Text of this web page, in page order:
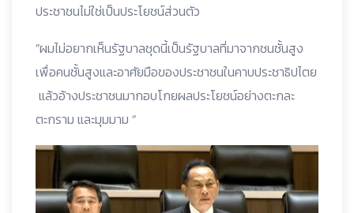
ประชาชนไม่ใช่เป็นประโยชน์ส่วนตัว
”ผมไม่อยากเห็นรัฐบาลชุดนี้เป็นรัฐบาลที่มาจากชนชั้นสูง
เพื่อคนชั้นสูงและอาศัยมือของประชาชนในคาบประชาธิปไตย
แล้วอ้างประชาชนมากอบโกยผลประโยชน์อย่างตะกละ
ตะกราม และมุมมาม “